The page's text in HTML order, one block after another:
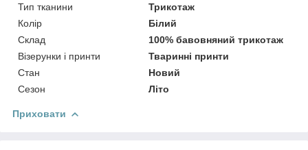
Тип тканини
Трикотаж
Колір
Білий
Склад
100% бавовняний трикотаж
Візерунки і принти
Тваринні принти
Стан
Новий
Сезон
Літо
Приховати